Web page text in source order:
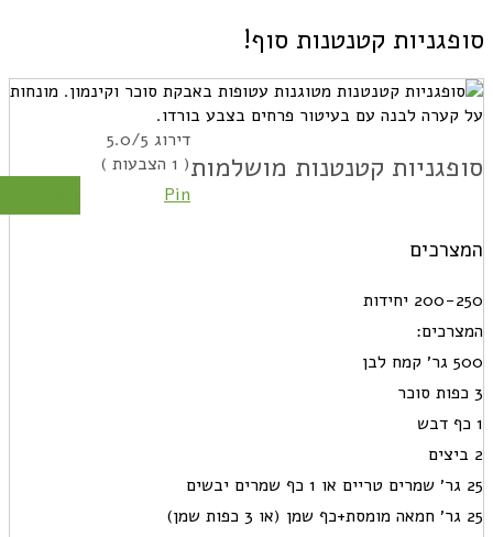
קטנטנות סוף!
קטנטנות מושלמות
דירוג 5.0/5
(
1הצבעות )
יחידות